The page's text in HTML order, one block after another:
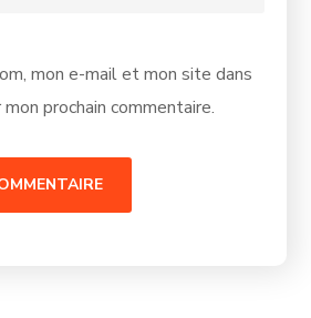
mon e-mail et mon site dans
prochain commentaire.